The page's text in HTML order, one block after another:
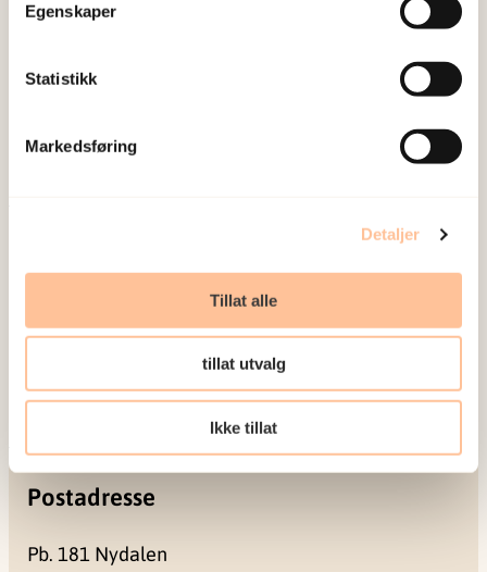
Egenskaper
Statistikk
Markedsføring
Detaljer
Tillat alle
tillat utvalg
Ikke tillat
NKVTS utvikler og sprer kunnskap og kompetanse
om vold og traumatisk stress. Formålet er å bidra
til å forebygge og redusere de helsemessige og
sosiale konsekvensene som vold og traumatisk
stress kan medføre.
Publikasjoner
Seminarer og arrangementer
Meld deg på vårt nyhetsbrev
Postadresse
Pb. 181 Nydalen